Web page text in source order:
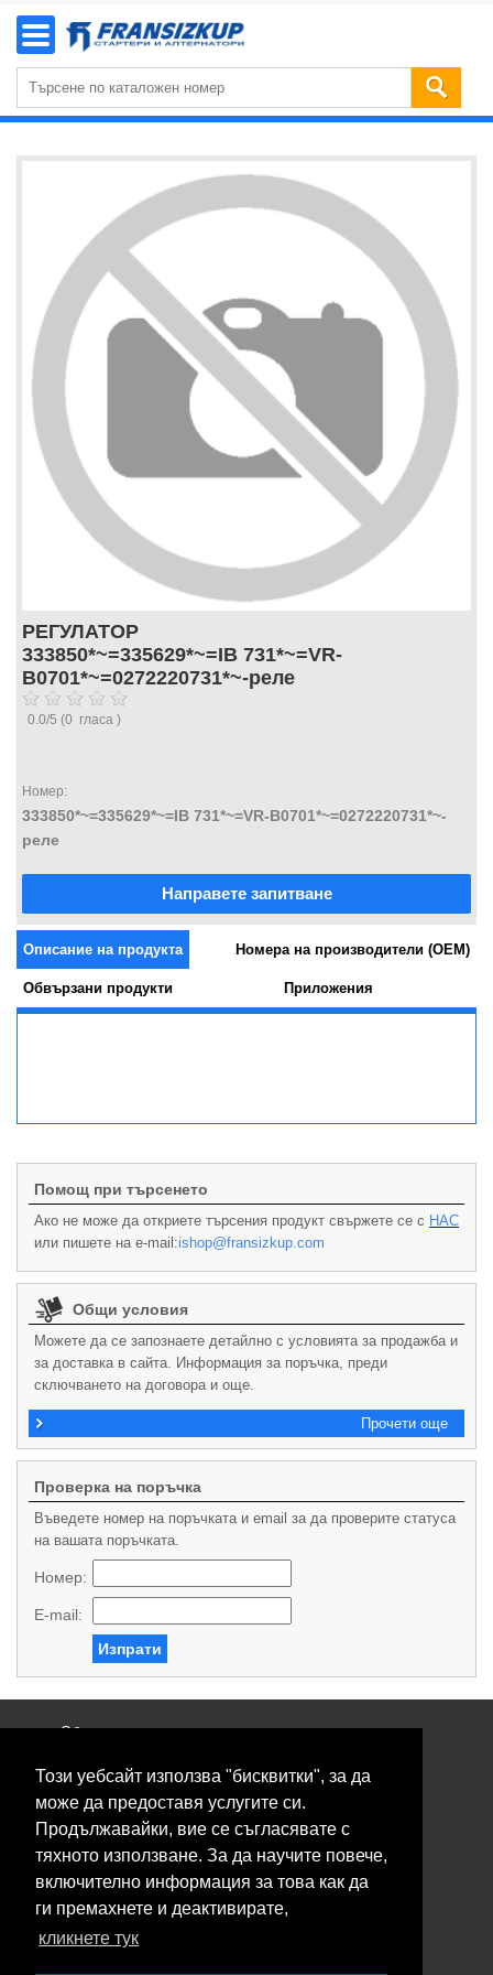
Този уебсайт използва "бисквитки", за да
може да предоставя услугите си.
Продължавайки, вие се съгласявате с
тяхното използване. За да научите повече,
включително информация за това как да
ги премахнете и деактивирате,
кликнете тук
РЕГУЛАТОР
333850*~=335629*~=IB 731*~=VR-
B0701*~=0272220731*~-реле
0.0/5 (0 гласа )
Номер:
333850*~=335629*~=IB 731*~=VR-B0701*~=0272220731*~-
реле
Направете запитване
Описание на продукта Номера на производители (OEM)
Обвързани продукти Приложения
Помощ при търсенето
Ако не може да откриете търсения продукт свържете се с НАС
или пишете на e-mail:ishop@fransizkup.com
Общи условия
Можете да се запознаете детайлно с условията за продажба и
за доставка в сайта. Информация за поръчка, преди
сключването на договора и още.
Прочети още
Проверка на поръчка
Въведете номер на поръчката и email за да проверите статуса
на вашата поръчката.
Номер:
E-mail:
Изпрати
Общи условия
Свържете се с нас
Контакти
Нашите сервизи
Блог
© 2026 Fransizkup.bg всички права запазени
Изграждане и поддръжка от